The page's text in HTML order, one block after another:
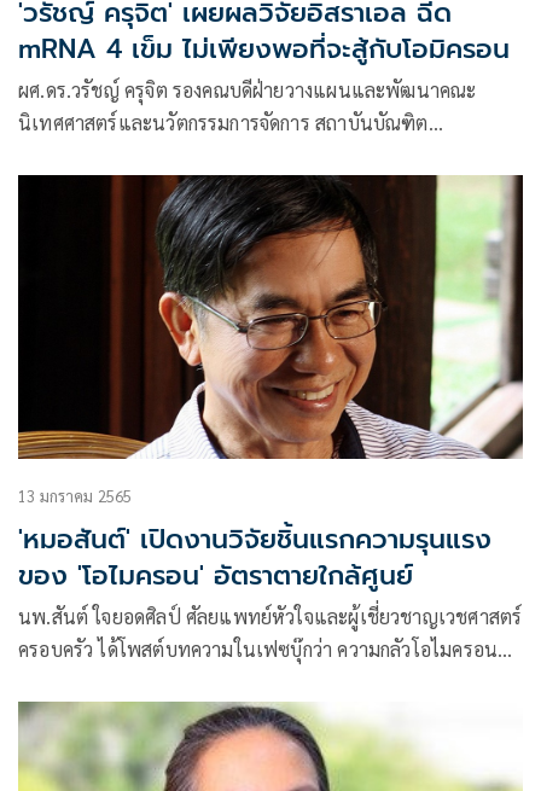
'วรัชญ์ ครุจิต' เผยผลวิจัยอิสราเอล ฉีด
mRNA 4 เข็ม ไม่เพียงพอที่จะสู้กับโอมิครอน
ผศ.ดร.วรัชญ์ ครุจิต รองคณบดีฝ่ายวางแผนและพัฒนาคณะ
นิเทศศาสตร์และนวัตกรรมการจัดการ สถาบันบัณฑิต
13 มกราคม 2565
'หมอสันต์' เปิดงานวิจัยชิ้นแรกความรุนแรง
ของ 'โอไมครอน' อัตราตายใกล้ศูนย์
นพ.สันต์ ใจยอดศิลป์ ศัลยแพทย์หัวใจและผู้เชี่ยวชาญเวชศาสตร์
ครอบครัว ได้โพสต์บทความในเฟซบุ๊กว่า ความกลัวโอไมครอนทั่ว
โรคนี้ในประเทศสหรัฐอเมริกาในประเด็นต่างๆ